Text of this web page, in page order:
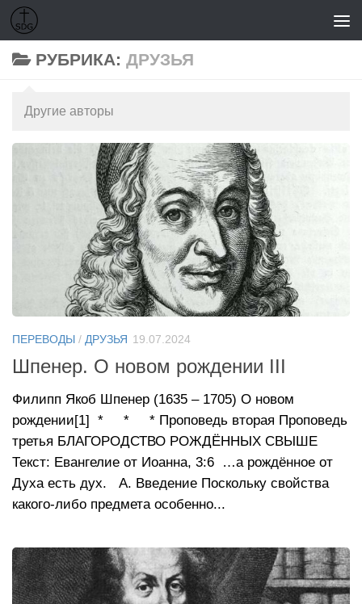
Перейти к содержимому
РУБРИКА: ДРУЗЬЯ
Другие авторы
ПЕРЕВОДЫ / ДРУЗЬЯ 19.07.2024
Шпенер. О новом рождении III
Филипп Якоб Шпенер (1635 – 1705) О новом
рождении[1] * * * Проповедь вторая Проповедь
третья БЛАГОРОДСТВО РОЖДЁННЫХ СВЫШЕ
Текст: Евангелие от Иоанна, 3:6 …а рождённое от
Духа есть дух. А. Введение Поскольку свойства
какого-либо предмета особенно...